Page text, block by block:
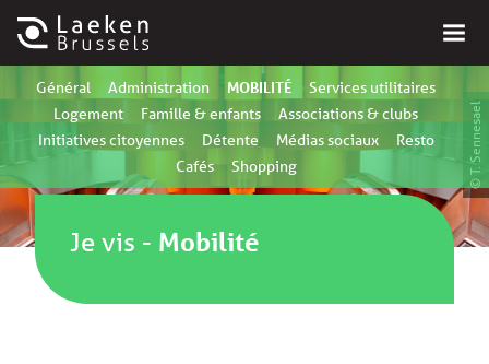
Général Administration MOBILITÉ
Services utilitaires
Logement
Famille & enfants
Associations & clubs
Initiatives citoyennes
Détente Médias sociaux
Resto
Cafés
Shopping © T. Sennesael
Je vis - Mobilité